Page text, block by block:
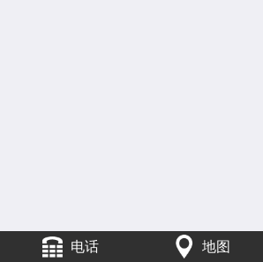
电话 地图